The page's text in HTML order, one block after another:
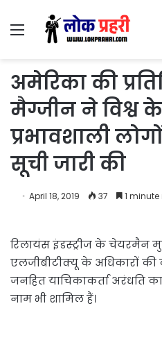
Menu
अमेरिका की
मैग्जीन ने विश्व
प्रभावशाली
सूची जारी की
April 18, 2019 37 1 minute
रिलायंस इंडस्ट्रीज के चेयरमैन
एलजीबीटीक्यू के अधिकारों की
जनहित याचिकाकर्ता अरंधति
नाम भी शामिल हैं।